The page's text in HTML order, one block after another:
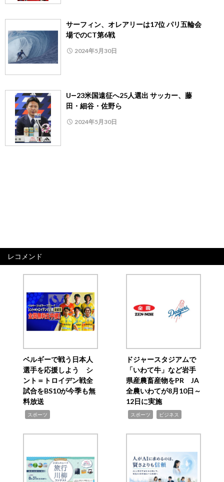
サーフィン、オレアリーは17位 パリ五輪会
場でのCT第6戦
2024年5月30日
U―23米国遠征へ25人選出 サッカー、藤
田・細谷・佐野ら
2024年5月30日
レコメンド
ベルギーで戦う日本人
選手を応援しよう シ
ント＝トロイデン戦全
試合をBS10が今季も無
料放送
スポーツ
ドジャースタジアムで
「いわて牛」など岩手
県産農畜産物をPR JA
全農いわてが8月10日～
12日に実施
スポーツ ビジネス